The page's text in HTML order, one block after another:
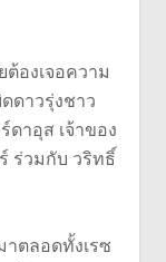
องเจอความ
ดาวรุ่งชาว
ดาอุส เจ้าของ
ร่วมกับ วริทธิ์
ตลอดทั้งเรซ